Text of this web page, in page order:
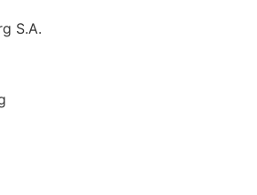
S.A.